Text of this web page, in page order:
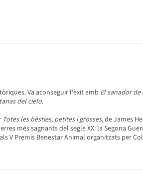
Va aconseguir l'èxit amb El sanador
del cielo.
Totes les bèsties, petites i grosses, de James
més sagnants del segle XX: la Segona
V Premis Benestar Animal organitzats per